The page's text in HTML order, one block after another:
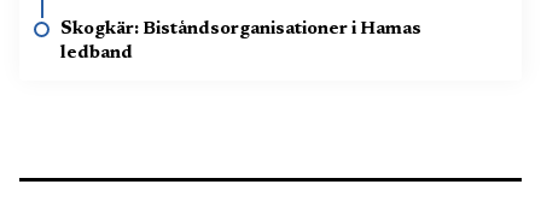
Skogkär: Biståndsorganisationer i Hamas
ledband